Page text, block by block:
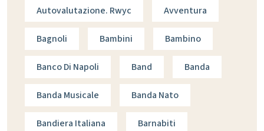
Autovalutazione. Rwyc Avventura
Bagnoli Bambini Bambino
Banco Di Napoli Band Banda
Banda Musicale Banda Nato
Bandiera Italiana Barnabiti